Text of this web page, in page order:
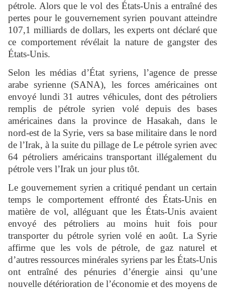
pétrole. Alors que le vol des États-Unis a entraîné des
pertes pour le gouvernement syrien pouvant atteindre
107,1 milliards de dollars, les experts ont déclaré que
ce comportement révélait la nature de gangster des
États-Unis.
Selon les médias d’État syriens, l’agence de presse
arabe syrienne (SANA), les forces américaines ont
envoyé lundi 31 autres véhicules, dont des pétroliers
remplis de pétrole syrien volé depuis des bases
américaines dans la province de Hasakah, dans le
nord-est de la Syrie, vers sa base militaire dans le nord
de l’Irak, à la suite du pillage de Le pétrole syrien avec
64 pétroliers américains transportant illégalement du
pétrole vers l’Irak un jour plus tôt.
Le gouvernement syrien a critiqué pendant un certain
temps le comportement effronté des États-Unis en
matière de vol, alléguant que les États-Unis avaient
envoyé des pétroliers au moins huit fois pour
transporter du pétrole syrien volé en août. La Syrie
affirme que les vols de pétrole, de gaz naturel et
d’autres ressources minérales syriens par les États-Unis
ont entraîné des pénuries d’énergie ainsi qu’une
nouvelle détérioration de l’économie et des moyens de